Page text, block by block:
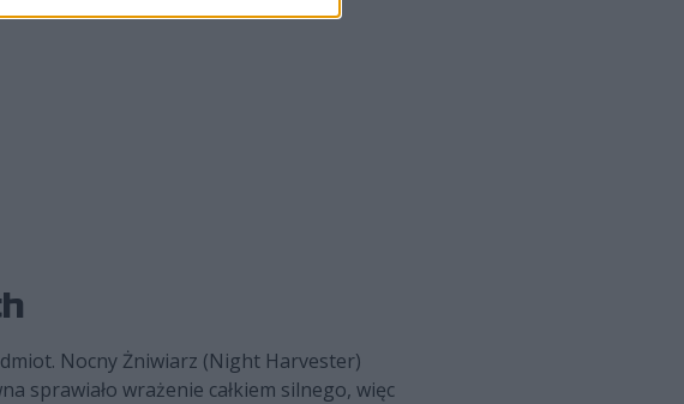
Nocny Żniwiarz (Night Harvester)
sprawiało wrażenie całkiem silnego, więc